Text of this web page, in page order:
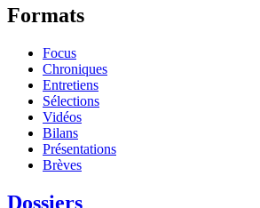
Formats
Focus
Chroniques
Entretiens
Sélections
Vidéos
Bilans
Présentations
Brèves
Dossiers